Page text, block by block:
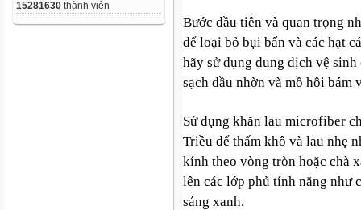
15281630 thành viên
Bước đầu tiên và quan trọng
để loại bỏ bụi bẩn và các hạt
hãy sử dụng dung dịch vệ
sạch dầu nhờn và mồ hôi bám
Sử dụng khăn lau microfiber
Triều để thấm khô và lau nhẹ
kính theo vòng tròn hoặc chà
lên các lớp phủ tính năng như
sáng xanh.